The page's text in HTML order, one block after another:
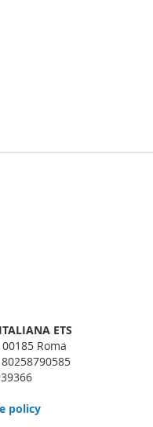
ETS
Roma
80258790585
policy